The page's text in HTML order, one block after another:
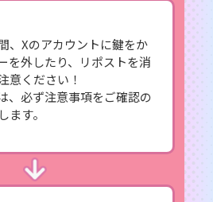
、Xのアカウントに鍵をか
を外したり、リポストを消
意ください！
、必ず注意事項をご確認の
ます。